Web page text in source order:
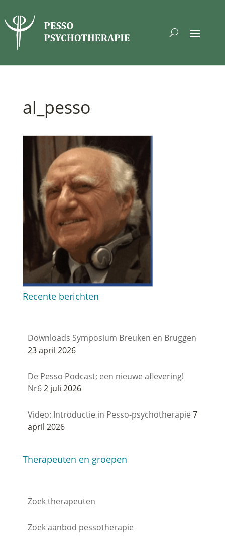
al_pesso
Recente berichten
Downloads Symposium Breuken en Bruggen
23 april 2026
De Pesso Podcast; een nieuwe aflevering!
Nr62 juli 2026
Video: Introductie in Pesso-psychotherapie 7
april 2026
Therapeuten en groepen
Zoek therapeuten
Zoek aanbod pessotherapie